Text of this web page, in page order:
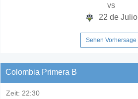
vs
22 de Julio
Sehen Vorhersage
Colombia Primera B
Zeit: 22:30